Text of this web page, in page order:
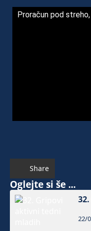
Proračun pod
Share
Oglejte si še ...
22/